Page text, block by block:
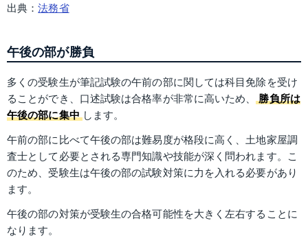
出典：法務省
午後の部が勝負
多くの受験生が筆記試験の午前の部に関しては科目免除を受け
ることができ、口述試験は合格率が非常に高いため、 勝負所は
午後の部に集中 します。
午前の部に比べて午後の部は難易度が格段に高く、土地家屋調
査士として必要とされる専門知識や技能が深く問われます。こ
のため、受験生は午後の部の試験対策に力を入れる必要があり
ます。
午後の部の対策が受験生の合格可能性を大きく左右することに
なります。